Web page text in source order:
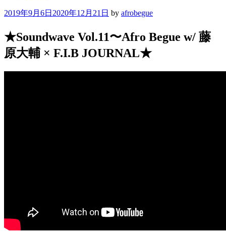
Posted
2019年9月6日 2020年12月21日 by afrobegue
★Soundwave Vol.11〜Afro Begue w/ 藤
原大輔 × F.I.B JOURNAL★